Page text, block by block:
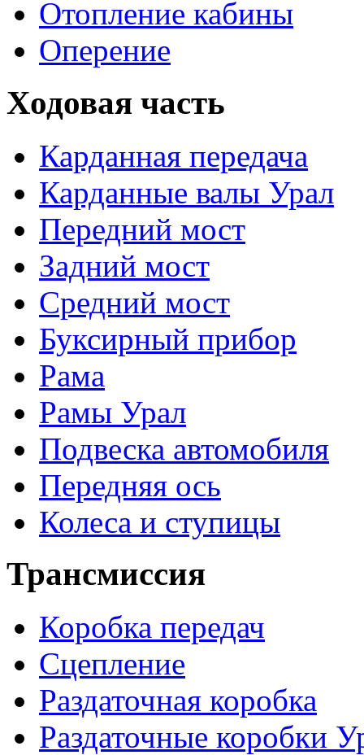
Отопление кабины
Оперение
Ходовая часть
Карданная передача
Карданные валы Урал
Передний мост
Задний мост
Средний мост
Буксирный прибор
Рама
Рамы Урал
Подвеска автомобиля
Передняя ось
Колеса и ступицы
Трансмиссия
Коробка передач
Сцепление
Раздаточная коробка
Раздаточные коробки